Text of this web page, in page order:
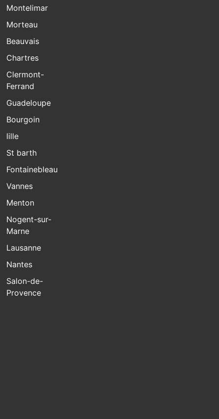
Montelimar
Morteau
Beauvais
Chartres
Clermont-
Ferrand
Guadeloupe
Bourgoin
lille
St barth
Fontainebleau
Vannes
Menton
Nogent-sur-
Marne
Lausanne
Nantes
Salon-de-
Provence